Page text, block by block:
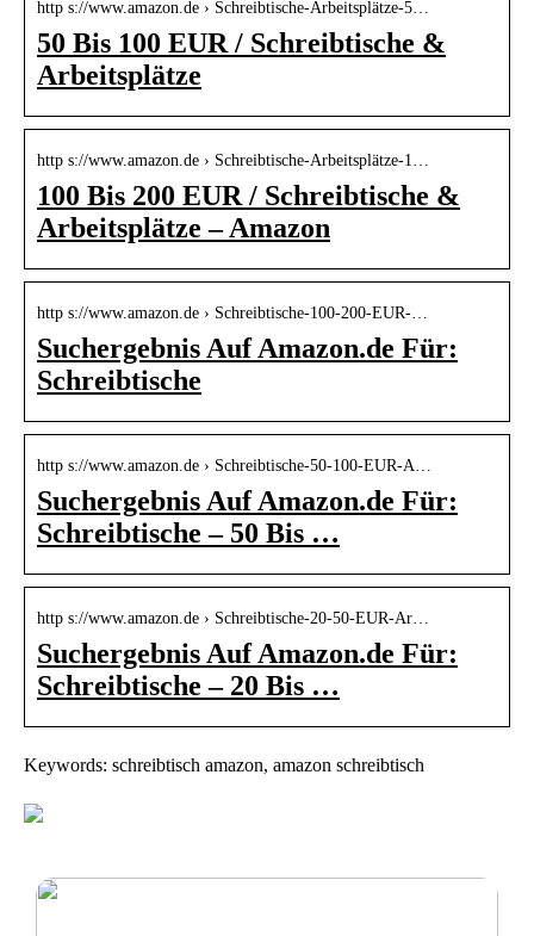
http s://www.amazon.de › Schreibtische-Arbeitsplätze-5…
50 Bis 100 EUR / Schreibtische &
Arbeitsplätze
http s://www.amazon.de › Schreibtische-Arbeitsplätze-1…
100 Bis 200 EUR / Schreibtische &
Arbeitsplätze – Amazon
http s://www.amazon.de › Schreibtische-100-200-EUR-…
Suchergebnis Auf Amazon.de Für:
Schreibtische
http s://www.amazon.de › Schreibtische-50-100-EUR-A…
Suchergebnis Auf Amazon.de Für:
Schreibtische – 50 Bis …
http s://www.amazon.de › Schreibtische-20-50-EUR-Ar…
Suchergebnis Auf Amazon.de Für:
Schreibtische – 20 Bis …
Keywords: schreibtisch amazon, amazon schreibtisch